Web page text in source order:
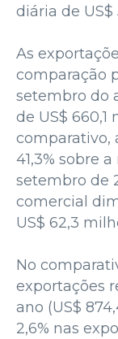
diária de US$
As
comparação
setembro do
de US$
comparativo,
41,3% sobre
setembro de
comercial
US$ 62,3
No
exportações
ano (US$
2,6% nas